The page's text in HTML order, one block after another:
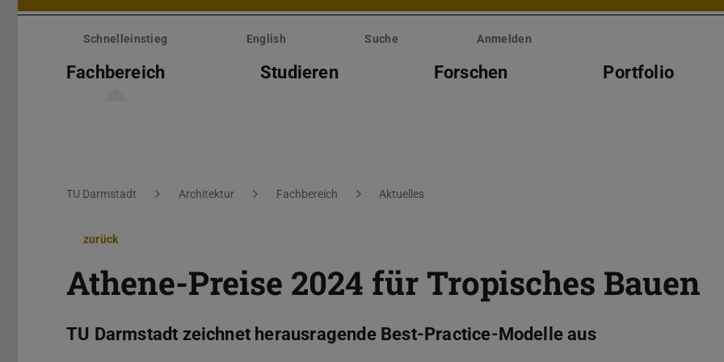
Menü
überspringenSchnelleinstieg English Suche Anmelden
Fachbereich Studieren Forschen Portfolio
Sie befinden sich hier:
TU Darmstadt Architektur Fachbereich Aktuelles
zurück
Athene-Preise 2024 für Tropisches Bauen
TU Darmstadt zeichnet herausragende Best-Practice-Modelle aus